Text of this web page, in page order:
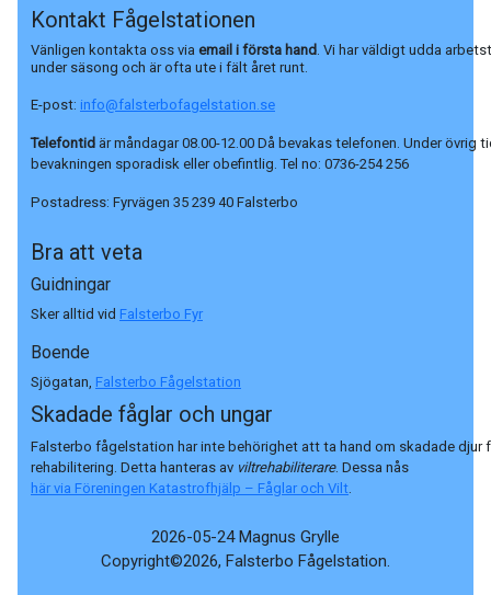
Kontakt Fågelstationen
Vänligen kontakta oss via email i första hand. Vi har väldigt udda
under säsong och är ofta ute i fält året runt.
E-post: info@falsterbofagelstation.se
Telefontid är måndagar 08.00-12.00 Då bevakas telefonen. Under övrig
bevakningen sporadisk eller obefintlig. Tel no: 0736-254 256
Postadress: Fyrvägen 35 239 40 Falsterbo
Bra att veta
Guidningar
Sker alltid vid Falsterbo Fyr
Boende
Sjögatan, Falsterbo Fågelstation
Skadade fåglar och ungar
Falsterbo fågelstation har inte behörighet att ta hand om skadade djur
rehabilitering. Detta hanteras av viltrehabiliterare. Dessa nås
här via Föreningen Katastrofhjälp – Fåglar och Vilt.
2026-05-24 Magnus Grylle
Copyright©2026, Falsterbo Fågelstation.